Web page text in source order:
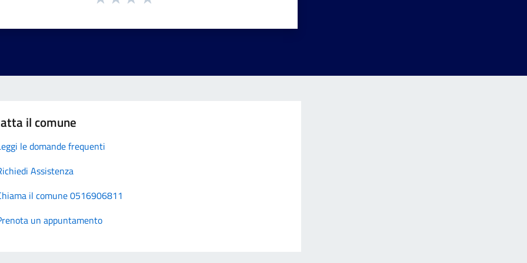
il comune
le domande frequenti
Assistenza
il comune 0516906811
un appuntamento